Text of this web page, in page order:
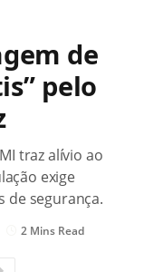
de
pelo
traz alívio ao
exige
segurança.
2 Mins Read